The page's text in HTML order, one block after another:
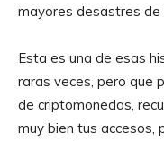
mayores desastres de
Esta es una de esas
raras veces, pero que
de criptomonedas,
muy bien tus accesos,